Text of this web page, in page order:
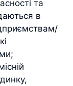
та
в